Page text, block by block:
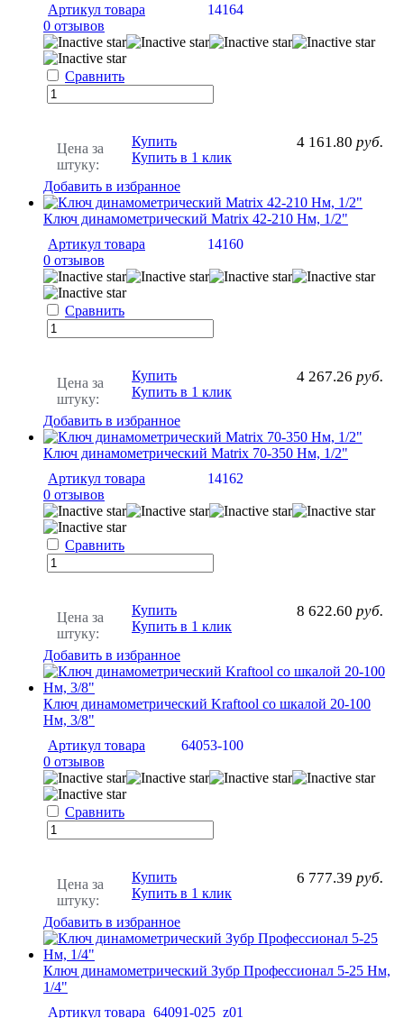
Артикул товара
14164
0 отзывов
Сравнить
Цена за
штуку:
4 161.80 руб.
Купить
Купить в 1 клик
Добавить в избранное
Ключ динамометрический Matrix 42-210 Нм, 1/2"
Артикул товара
14160
0 отзывов
Сравнить
Цена за
штуку:
4 267.26 руб.
Купить
Купить в 1 клик
Добавить в избранное
Ключ динамометрический Matrix 70-350 Нм, 1/2"
Артикул товара
14162
0 отзывов
Сравнить
Цена за
штуку:
8 622.60 руб.
Купить
Купить в 1 клик
Добавить в избранное
Ключ динамометрический Kraftool со шкалой 20-100
Нм, 3/8"
Артикул товара
64053-100
0 отзывов
Сравнить
Цена за
штуку:
6 777.39 руб.
Купить
Купить в 1 клик
Добавить в избранное
Ключ динамометрический Зубр Профессионал 5-25 Нм,
1/4"
Артикул товара 64091-025_z01